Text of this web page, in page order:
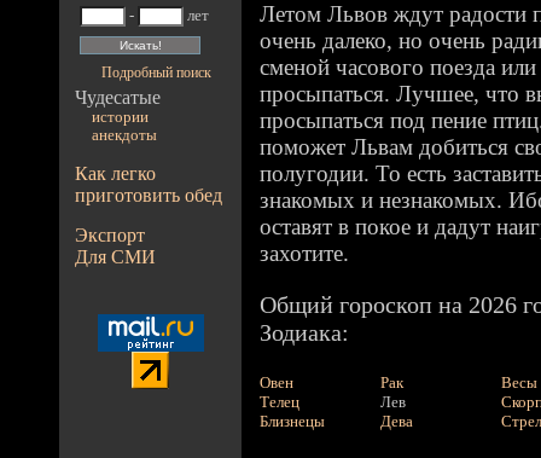
-
лет
Подробный поиск
Чудесатые
истории
анекдоты
Как легко
приготовить обед
Экспорт
Для СМИ
Летом Львов ждут радости
очень далеко, но очень
сменой часового поезда
просыпаться. Лучшее, что
просыпаться под пение
поможет Львам добиться
полугодии. То есть
знакомых и незнакомых.
оставят в покое и дадут
захотите.
Общий гороскоп на 2026
Зодиака:
Овен
Телец
Близнецы
Рак
Лев
Дева
Весы